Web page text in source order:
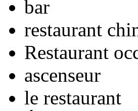
bar
restaurant
Restaurant
ascenseur
le restaurant